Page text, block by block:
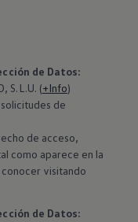
de Datos:
S.L.U. (+Info)
de
de acceso,
como aparece en la
visitando
de Datos: